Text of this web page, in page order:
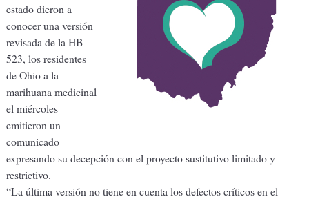
estado dieron a
conocer una versión
revisada de la HB
523, los residentes
de Ohio a la
marihuana medicinal
el miércoles
emitieron un
comunicado
expresando su decepción con el proyecto sustitutivo limitado y
restrictivo.
“La última versión no tiene en cuenta los defectos críticos en el